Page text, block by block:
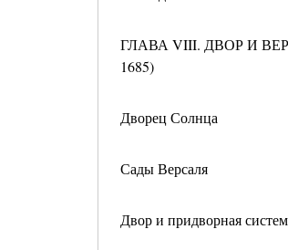
ГЛАВА VIII. ДВОР И
1685)
Дворец Солнца
Сады Версаля
Двор и придворная